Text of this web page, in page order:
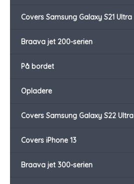
Covers Samsung Galaxy S21 Ultra
Braava jet 200-serien
På bordet
Opladere
Covers Samsung Galaxy S22 Ultra
Covers iPhone 13
Braava jet 300-serien